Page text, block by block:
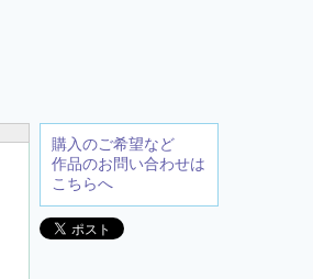
購入のご希望など
作品のお問い合わせは
こちらへ